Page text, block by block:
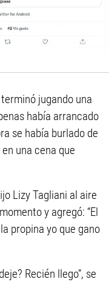
jugando una
había arrancado
se había burlado de
una cena que
Lizy Tagliani al aire
y agregó: “El
propina yo que gano
Recién llego”, se